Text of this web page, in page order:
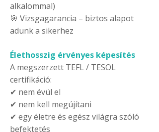
alkalommal)
🎯 Vizsgagarancia – biztos alapot
adunk a sikerhez
Élethosszig érvényes képesítés
A megszerzett TEFL / TESOL
certifikáció:
✔ nem évül el
✔ nem kell megújítani
✔ egy életre és egész világra szóló
befektetés